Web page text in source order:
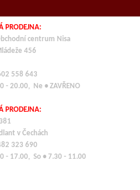
PRODEJNA:
centrum Nisa
456
558 643
- 20.00, Ne • ZAVŘENO
PRODEJNA:
v Čechách
323 690
- 17.00, So • 7.30 - 11.00